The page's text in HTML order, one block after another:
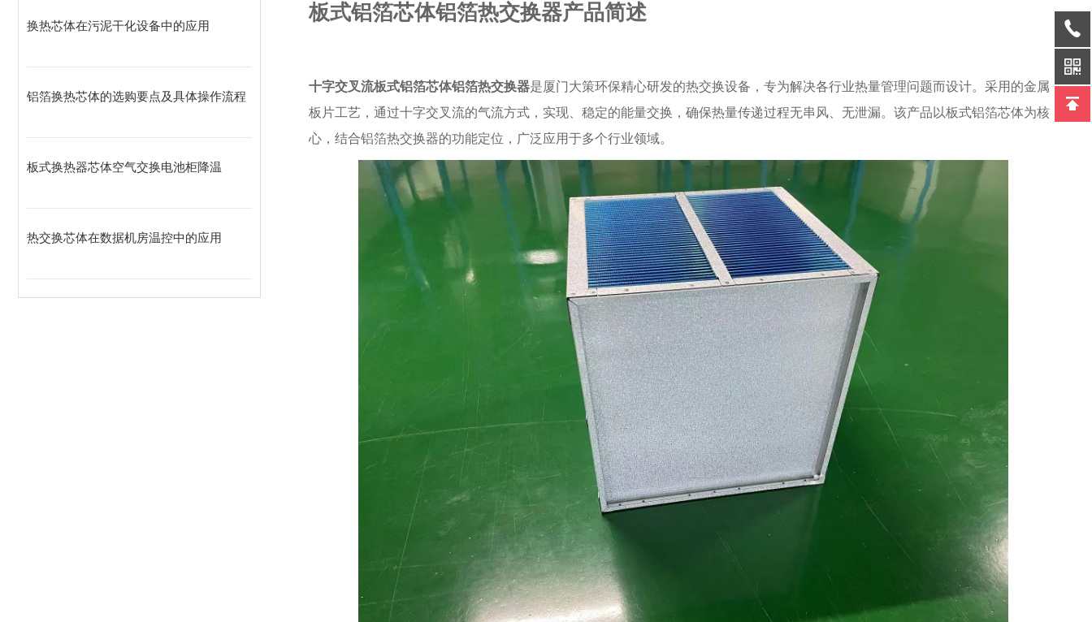
换热芯体在污泥干化设备中的应用
铝箔换热芯体的选购要点及具体操作流程
板式换热器芯体空气交换电池柜降温
热交换芯体在数据机房温控中的应用
板式铝箔芯体铝箔热交换器产品简述
十字交叉流板式铝箔芯体铝箔热交换器是厦门大策环保精心研发的热交换设备，专为解决各行业热量管理问题而设计。采用的金属
板片工艺，通过十字交叉流的气流方式，实现、稳定的能量交换，确保热量传递过程无串风、无泄漏。该产品以板式铝箔芯体为核
心，结合铝箔热交换器的功能定位，广泛应用于多个行业领域。